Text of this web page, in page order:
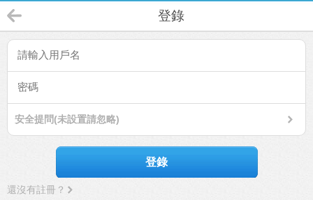
登錄
安全提問(未設置請忽略)
登錄
還沒有註冊？